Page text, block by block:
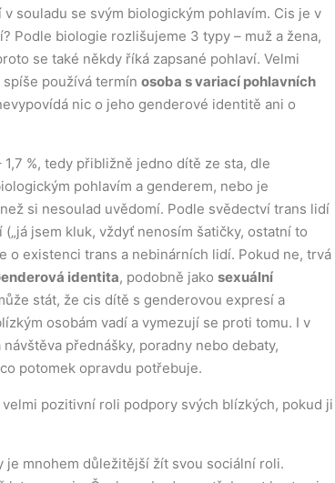
souladu se svým biologickým pohlavím. Cis je v
Podle biologie rozlišujeme 3 typy – muž a žena,
se také někdy říká zapsané pohlaví. Velmi
používá termín osoba s variací pohlavních
nic o jeho genderové identitě ani o
%, tedy přibližně jedno dítě ze sta, dle
pohlavím a genderem, nebo je
si nesoulad uvědomí. Podle svědectví trans lidí
jsem kluk, vždyť nenosím šatičky, ostatní to
o existenci trans a nebinárních lidí. Pokud ne, trvá
identita, podobně jako sexuální
stát, že cis dítě s genderovou expresí a
osobám vadí a vymezují se proti tomu. I v
přednášky, poradny nebo debaty,
potomek opravdu potřebuje.
pozitivní roli podpory svých blízkých, pokud ji
je mnohem důležitější žít svou sociální roli.